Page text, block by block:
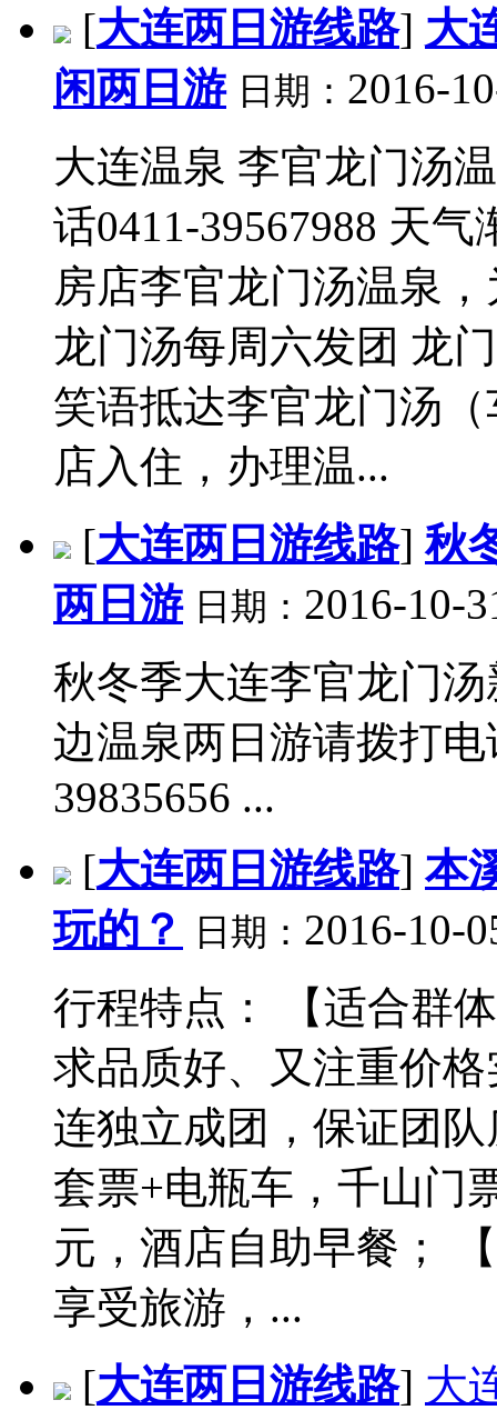
[大连两日游线路] 大
闲两日游 日期： 2016-
大连温泉 李官龙门汤
话0411-39567988 天
房店李官龙门汤温泉
龙门汤每周六发团 龙
笑语抵达李官龙门汤
店入住，办理温...
[大连两日游线路]秋
两日游 日期： 2016-10-
秋冬季大连李官龙门
边温泉两日游请拨打电
39835656 ...
[大连两日游线路]本
玩的？
日期： 2016-10-
行程特点： 【适合群
求品质好、又注重价
连独立成团，保证团
套票+电瓶车，千山门
元，酒店自助早餐；
享受旅游，...
[大连两日游线路] 大